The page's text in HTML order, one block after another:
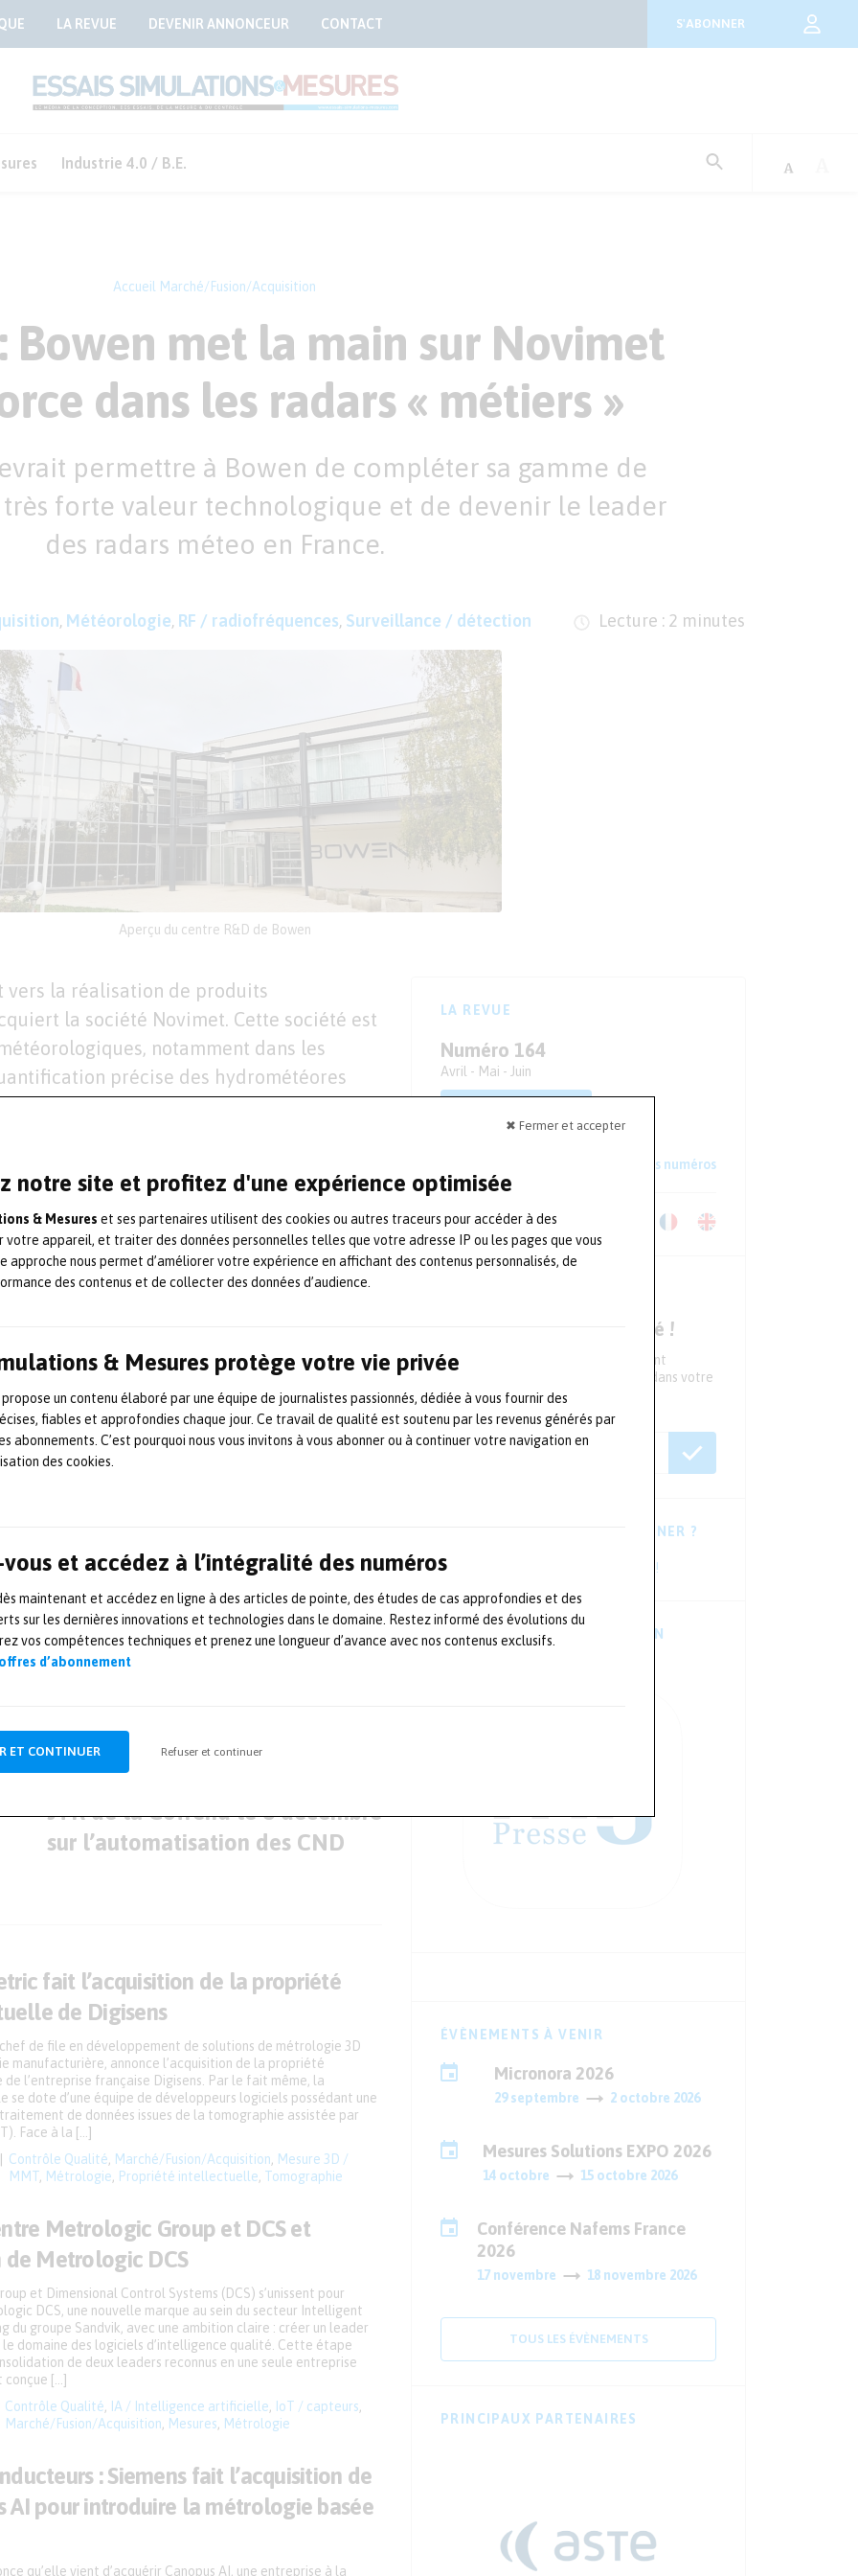
✖ Fermer et accepter
notre site et profitez d'une expérience optimisée
& Mesures et ses partenaires utilisent des cookies ou autres traceurs pour accéder à des
votre appareil, et traiter des données personnelles telles que votre adresse IP ou les pages que vous
approche nous permet d’améliorer votre expérience en affichant des contenus personnalisés, de
des contenus et de collecter des données d’audience.
& Mesures protège votre vie privée
un contenu élaboré par une équipe de journalistes passionnés, dédiée à vous fournir des
fiables et approfondies chaque jour. Ce travail de qualité est soutenu par les revenus générés par
abonnements. C’est pourquoi nous vous invitons à vous abonner ou à continuer votre navigation en
des cookies.
et accédez à l’intégralité des numéros
maintenant et accédez en ligne à des articles de pointe, des études de cas approfondies et des
sur les dernières innovations et technologies dans le domaine. Restez informé des évolutions du
vos compétences techniques et prenez une longueur d’avance avec nos contenus exclusifs.
d’abonnement
ET CONTINUER Refuser et continuer
LA REVUE DEVENIR ANNONCEUR CONTACT S'ABONNER
Industrie 4.0 / B.E.
Accueil Marché/Fusion/Acquisition
Bowen met la main sur Novimet
dans les radars « métiers »
permettre à Bowen de compléter sa gamme de
très forte valeur technologique et de devenir le leader
des radars méteo en France.
, Météorologie, RF / radiofréquences, Surveillance / détection Lecture : 2 minutes
Aperçu du centre R&D de Bowen
vers la réalisation de produits
la société Novimet. Cette société est
notamment dans les
précise des hydrométéores
en 2013 sur la base de brevets de
Jacques Testud, polytechnicien
du Latmos-CNRS, Novimet
des radars d’observation et de
associés à des algorithmes experts de
des précipitations font de
Bowen complète sa gamme de
valeur technologique: Radar Passifs,
et enfin Radar Météo dans les bandes L,
méteo en France
méteo en France et consolide ses
utilisant de l’intelligence artificielle (
collaboration avec les grands
nouvelles générations de radars «
embarqués sur aéronefs, navires,
qui permettront de
ARTICLE SUIVANT
JTR de la Cofrend le 8 décembre
sur l’automatisation des CND
fait l’acquisition de la propriété
de Digisens
Contrôle Qualité Marché/Fusion/Acquisition
Mesure 3D /
MMT Métrologie Propriété intellectuelle Tomographie
de file en développement de solutions de métrologie 3D
manufacturière, annonce l’acquisition de la propriété
l’entreprise française Digisens. Par le fait même, la
se dote d’une équipe de développeurs logiciels possédant une
de données issues de la tomographie assistée par
Face à la […]
Metrologic Group et DCS et
de Metrologic DCS
Contrôle Qualité IA / Intelligence artificielle IoT / capteurs
Marché/Fusion/Acquisition
Mesures Métrologie
et Dimensional Control Systems (DCS) s’unissent pour
DCS, une nouvelle marque au sein du secteur Intelligent
du groupe Sandvik, avec une ambition claire : créer un leader
le domaine des logiciels d’intelligence qualité. Cette étape
de deux leaders reconnus en une seule entreprise
conçue […]
: Siemens fait l’acquisition de
AI pour introduire la métrologie basée
qu’elle vient d’acquérir Canopus AI, une entreprise à la
LA REVUE
Numéro 164
Avril - Mai - Juin
Voir les anciens numéros
Télécharger le Kit Média
Ne ratez aucune actualité !
Tous les 15 jours, recevez directement
l'essentiel de l'actualité du secteur dans votre
boite mail
VOUS HÉSITEZ À VOUS ABONNER ?
Consultez les dernières newsletters !
TÉLÉCHARGER L’APPLICATION
ÉVÈNEMENTS À VENIR
Micronora 2026
29 septembre 2 octobre 2026
Mesures Solutions EXPO 2026
14 octobre 15 octobre 2026
Conférence Nafems France
2026
17 novembre 18 novembre 2026
TOUS LES ÉVÈNEMENTS
PRINCIPAUX PARTENAIRES